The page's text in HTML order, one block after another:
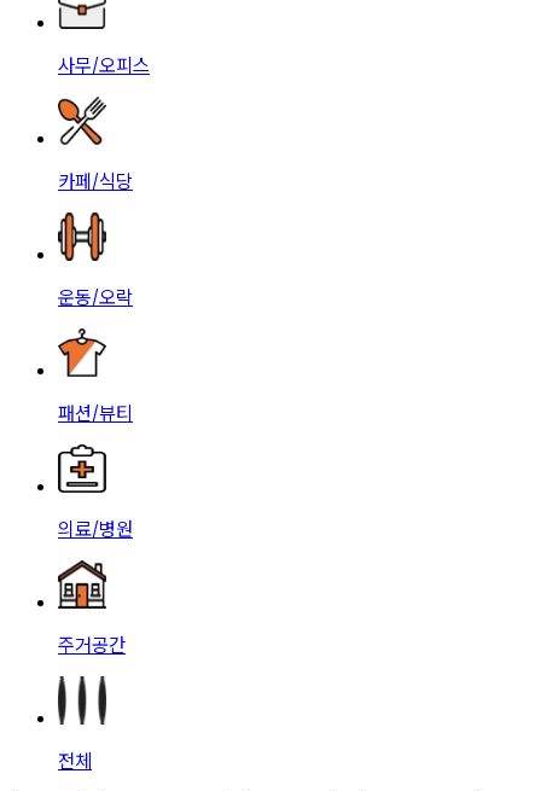
사무/오피스
카페/식당
운동/오락
패션/뷰티
의료/병원
주거공간
전체